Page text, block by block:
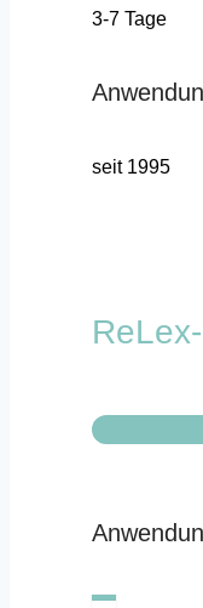
3-7 Tage
seit 1995